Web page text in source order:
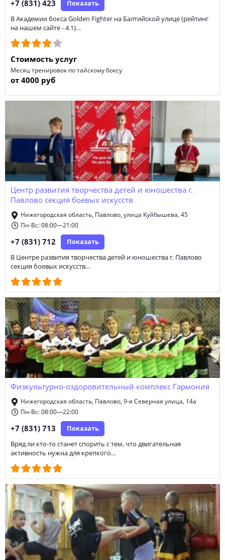
+7 (831) 423 Показать
В Академии бокса Golden Fighter на Балтийской улице (рейтинг
на нашем сайте - 4.1)…
Стоимость услуг
Месяц тренировок по тайскому боксу
от 4000 руб
Центр развития творчества детей и юношества г.
Павлово секция боевых искусств
Нижегородская область, Павлово, улица Куйбышева, 45
Пн-Вс: 08:00—21:00
+7 (831) 712 Показать
В Центре развития творчества детей и юношества г. Павлово
секция боевых искусств…
Физкультурно-оздоровительный комплекс Гармония
Нижегородская область, Павлово, 9-я Северная улица, 14а
Пн-Вс: 08:00—22:00
+7 (831) 713 Показать
Вряд ли кто-то станет спорить с тем, что двигательная
активность нужна для крепкого…